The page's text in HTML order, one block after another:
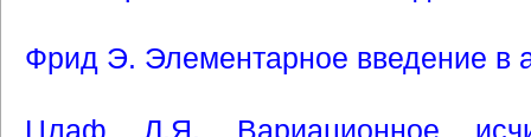
Фрид Э. Элементарное введение в
Цлаф Л.Я. Вариационное